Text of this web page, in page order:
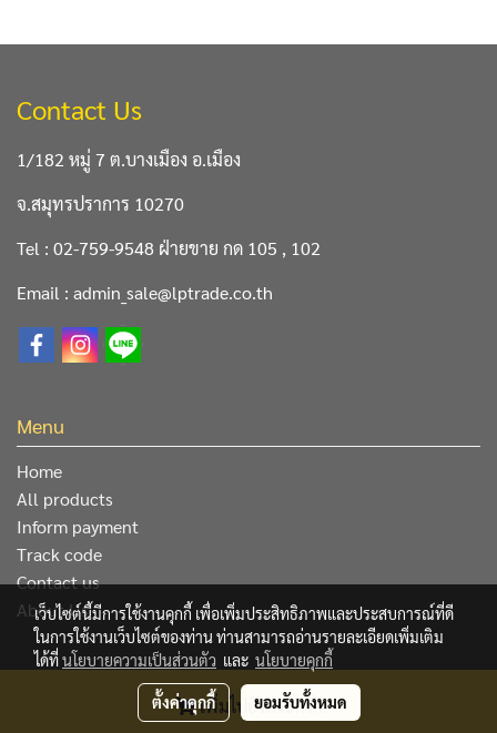
เพิ่มไปยังตระกร้า
Contact Us
1/182 หมู่ 7 ต.บางเมือง อ.เมือง
จ.สมุทรปราการ 10270
Tel : 02-759-9548 ฝ่ายขาย กด 105 , 102
Email : admin_sale@lptrade.co.th
Menu
Home
All products
Inform payment
Track code
Contact us
About Us
@ Copyright 2019 All Rights Reserved. L&P Trading Center
Co.,Ltd.
เว็บไซต์นี้มีการใช้งานคุกกี้ เพื่อเพิ่มประสิทธิภาพและประสบการณ์ที่ดี
ในการใช้งานเว็บไซต์ของท่าน ท่านสามารถอ่านรายละเอียดเพิ่มเติม
ได้ที่นโยบายความเป็นส่วนตัว และ นโยบายคุกกี้
ตั้งค่าคุกกี้ ยอมรับทั้งหมด